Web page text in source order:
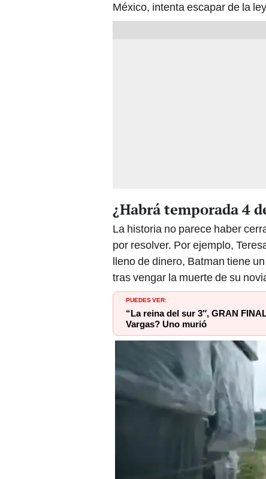
México, intenta escapar de la
¿Habrá temporada 4
La historia no parece haber
por resolver. Por ejemplo,
lleno de dinero, Batman tiene
tras vengar la muerte de su
PUEDES VER:
“La reina del sur 3″, GRAN
Vargas? Uno murió